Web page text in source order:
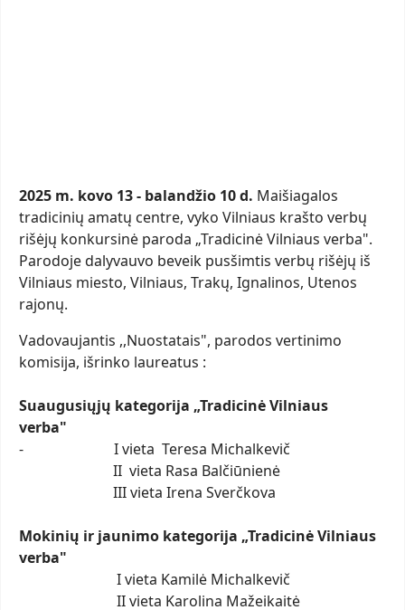
2025 m. kovo 13 - balandžio 10 d. Maišiagalos
tradicinių amatų centre, vyko Vilniaus krašto verbų
rišėjų konkursinė paroda „Tradicinė Vilniaus verba".
Parodoje dalyvauvo beveik pusšimtis verbų rišėjų iš
Vilniaus miesto, Vilniaus, Trakų, Ignalinos, Utenos
rajonų.
Vadovaujantis ,,Nuostatais", parodos vertinimo
komisija, išrinko laureatus :
Suaugusiųjų kategorija „Tradicinė Vilniaus
verba"
- I vieta Teresa Michalkevič
II vieta Rasa Balčiūnienė
III vieta Irena Sverčkova
Mokinių ir jaunimo kategorija „Tradicinė Vilniaus
verba"
I vieta Kamilė Michalkevič
II vieta Karolina Mažeikaitė